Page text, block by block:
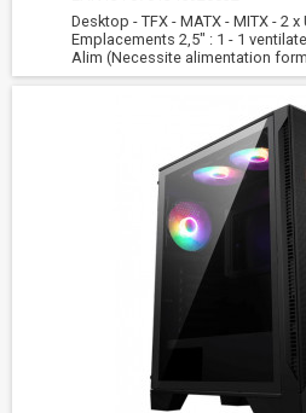
Desktop - TFX - MATX - MITX - 2 x
Emplacements 2,5" : 1 - 1
Alim (Necessite alimentation